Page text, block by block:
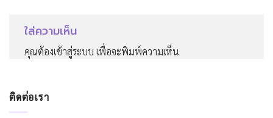
ใส่ความเห็น
คุณต้องเข้าสู่ระบบ เพื่อจะพิมพ์ความเห็น
ติดต่อเรา